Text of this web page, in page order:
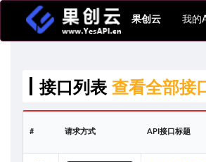
果创云 我的
接口列表查看全部接
# 请求方式 API接口标题